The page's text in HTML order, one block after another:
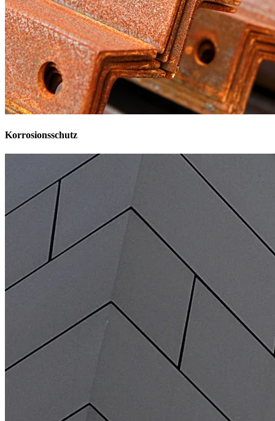
Korrosionsschutz